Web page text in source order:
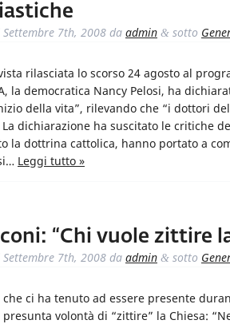
Settembre 7th, 2008 da admin & sotto
rilasciata lo scorso 24 agosto al
la democratica Nancy Pelosi, ha
della vita”, rilevando che “i dottori
dichiarazione ha suscitato le critiche
la dottrina cattolica, hanno portato a
Leggi tutto »
“Chi vuole zittire
Settembre 7th, 2008 da admin & sotto
che ci ha tenuto ad essere presente
volontà di “zittire” la Chiesa: